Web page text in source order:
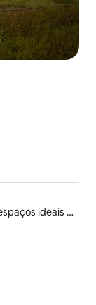
Aluguéis de espaços ideais para famílias